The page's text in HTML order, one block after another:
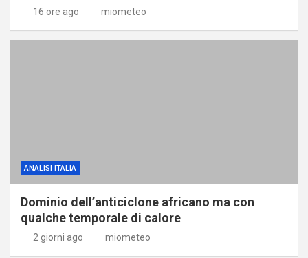
16 ore ago miometeo
ANALISI ITALIA
Dominio dell’anticiclone africano ma con
qualche temporale di calore
2 giorni ago miometeo